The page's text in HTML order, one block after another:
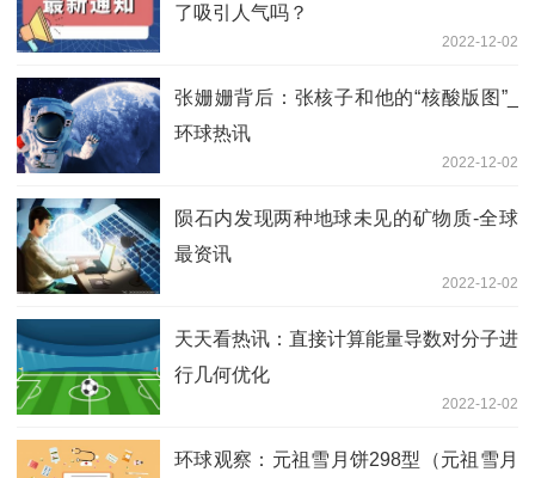
了吸引人气吗？
2022-12-02
张姗姗背后：张核子和他的“核酸版图”_
环球热讯
2022-12-02
陨石内发现两种地球未见的矿物质-全球
最资讯
2022-12-02
天天看热讯：直接计算能量导数对分子进
行几何优化
2022-12-02
环球观察：元祖雪月饼298型（元祖雪月